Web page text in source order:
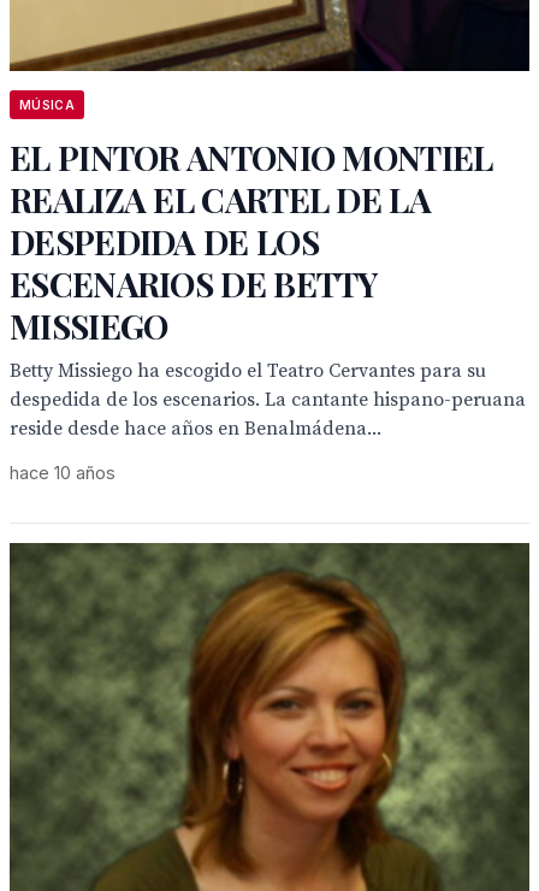
MÚSICA
EL PINTOR ANTONIO MONTIEL
REALIZA EL CARTEL DE LA
DESPEDIDA DE LOS
ESCENARIOS DE BETTY
MISSIEGO
Betty Missiego ha escogido el Teatro Cervantes para su
despedida de los escenarios. La cantante hispano-peruana
reside desde hace años en Benalmádena...
hace 10 años